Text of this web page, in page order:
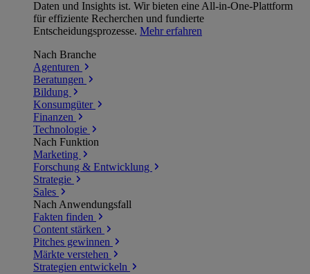
Daten und Insights ist. Wir bieten eine All-in-One-Plattform
für effiziente Recherchen und fundierte
Entscheidungsprozesse. Mehr erfahren
Nach Branche
Agenturen
Beratungen
Bildung
Konsumgüter
Finanzen
Technologie
Nach Funktion
Marketing
Forschung & Entwicklung
Strategie
Sales
Nach Anwendungsfall
Fakten finden
Content stärken
Pitches gewinnen
Märkte verstehen
Strategien entwickeln